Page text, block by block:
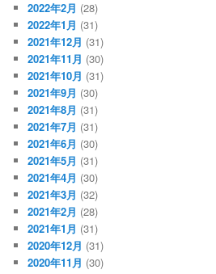
2022年2月 (28)
2022年1月 (31)
2021年12月 (31)
2021年11月 (30)
2021年10月 (31)
2021年9月 (30)
2021年8月 (31)
2021年7月 (31)
2021年6月 (30)
2021年5月 (31)
2021年4月 (30)
2021年3月 (32)
2021年2月 (28)
2021年1月 (31)
2020年12月 (31)
2020年11月 (30)